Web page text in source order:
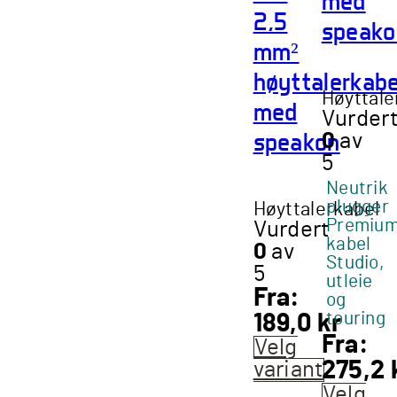
2,5
mm²
med
speakon
Høyttalerkabel
Vurdert
0 av
5
Fra:
189,0 kr
Velg
variant
Vurdert
0av
5
Neutrik
plugger
kabel
Studio,
utleie
og
touring
Fra:
275,2